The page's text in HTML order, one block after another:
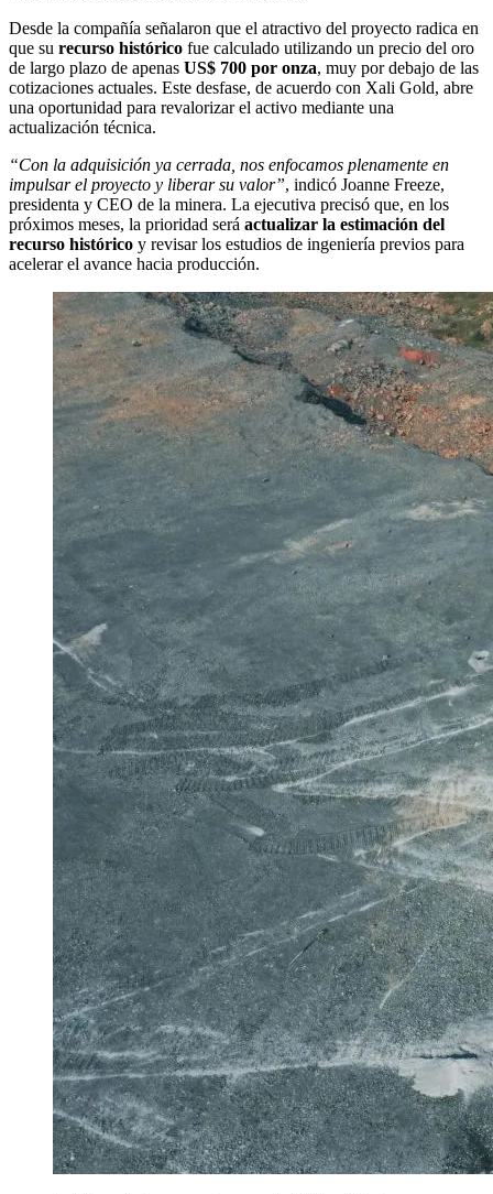
Desde la compañía señalaron que el atractivo del proyecto radica en
que su recurso histórico fue calculado utilizando un precio del oro
de largo plazo de apenas US$ 700 por onza, muy por debajo de las
cotizaciones actuales. Este desfase, de acuerdo con Xali Gold, abre
una oportunidad para revalorizar el activo mediante una
actualización técnica.
“Con la adquisición ya cerrada, nos enfocamos plenamente en
impulsar el proyecto y liberar su valor”, indicó Joanne Freeze,
presidenta y CEO de la minera. La ejecutiva precisó que, en los
próximos meses, la prioridad será actualizar la estimación del
recurso histórico y revisar los estudios de ingeniería previos para
acelerar el avance hacia producción.